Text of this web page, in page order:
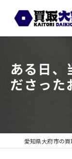
ある日、
ださった